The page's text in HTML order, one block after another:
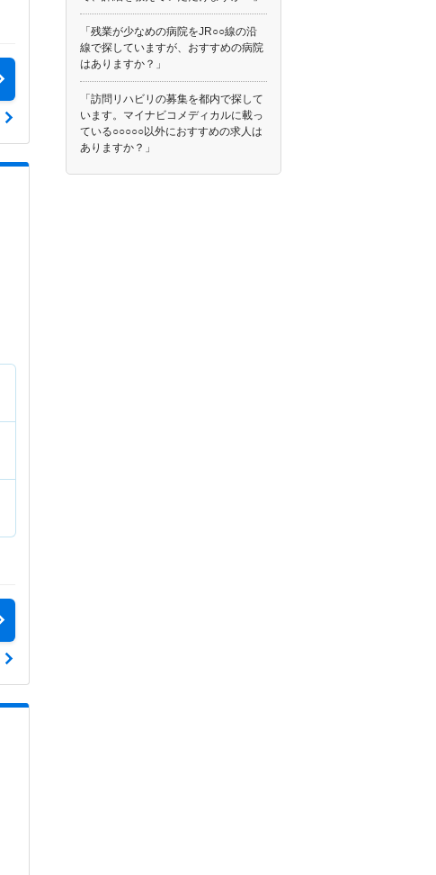
「残業が少なめの病院をJR○○線の沿
線で探していますが、おすすめの病院
はありますか？」
「訪問リハビリの募集を都内で探して
います。マイナビコメディカルに載っ
ている○○○○○以外におすすめの求人は
ありますか？」